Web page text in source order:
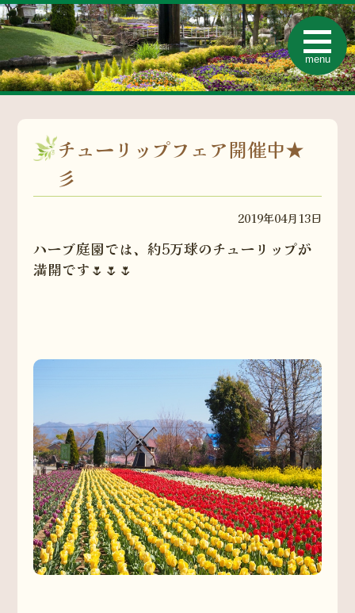
t
o
g
g
l
e
n
menu
チューリップフェア開催中★
彡
2019年04月13日
ハーブ庭園では、約5万球のチューリップが
満開です🌷🌷🌷